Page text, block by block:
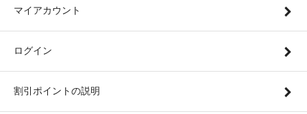
マイアカウント
ログイン
割引ポイントの説明